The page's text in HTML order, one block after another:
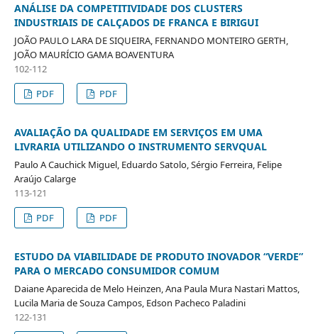
ANÁLISE DA COMPETITIVIDADE DOS CLUSTERS
INDUSTRIAIS DE CALÇADOS DE FRANCA E BIRIGUI
JOÃO PAULO LARA DE SIQUEIRA, FERNANDO MONTEIRO GERTH,
JOÃO MAURÍCIO GAMA BOAVENTURA
102-112
PDF
PDF
AVALIAÇÃO DA QUALIDADE EM SERVIÇOS EM UMA
LIVRARIA UTILIZANDO O INSTRUMENTO SERVQUAL
Paulo A Cauchick Miguel, Eduardo Satolo, Sérgio Ferreira, Felipe
Araújo Calarge
113-121
PDF
PDF
ESTUDO DA VIABILIDADE DE PRODUTO INOVADOR “VERDE”
PARA O MERCADO CONSUMIDOR COMUM
Daiane Aparecida de Melo Heinzen, Ana Paula Mura Nastari Mattos,
Lucila Maria de Souza Campos, Edson Pacheco Paladini
122-131